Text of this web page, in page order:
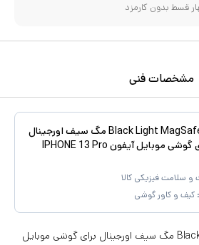
قسط بدون کارمزد
مشخصات فنی
کاور مدل Black Light MagSafe مگ سیف اورجینال
مناسب برای گوشی موبایل آیفون IPHONE 13 Pro
و سلامت فیزیکی کالا
کیف و کاور گوشی
کاور مدل Black Light MagSafe مگ سیف اورجینال برای گوشی موبایل